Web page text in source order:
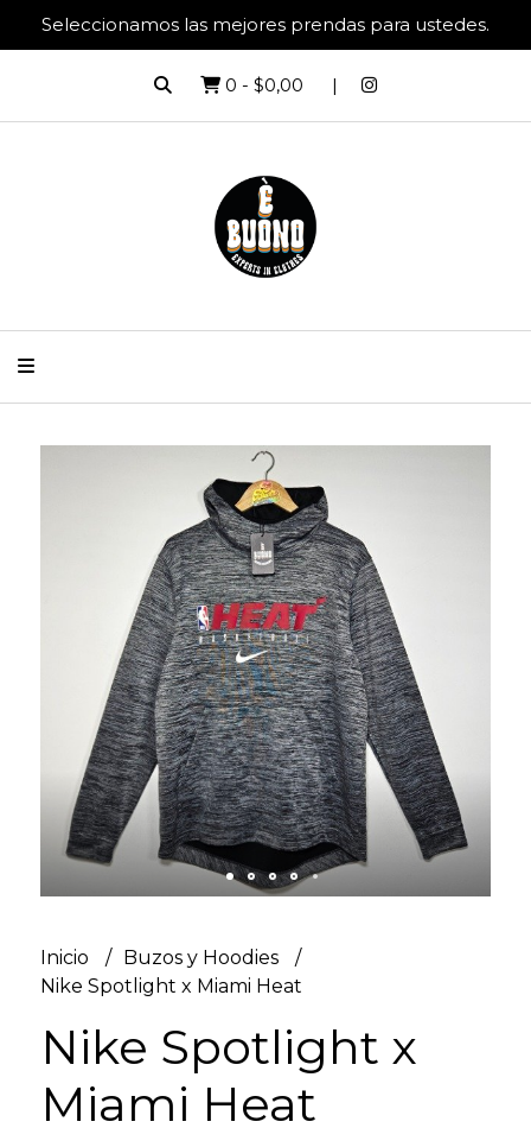
Seleccionamos las mejores prendas para ustedes.
0 - $0,00
Inicio
Buzos y Hoodies
Nike Spotlight x Miami Heat
Nike Spotlight x
Miami Heat